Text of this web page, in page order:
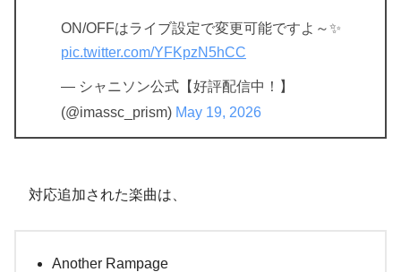
ON/OFFはライブ設定で変更可能ですよ～✨
pic.twitter.com/YFKpzN5hCC
— シャニソン公式【好評配信中！】
(@imassc_prism) May 19, 2026
対応追加された楽曲は、
Another Rampage